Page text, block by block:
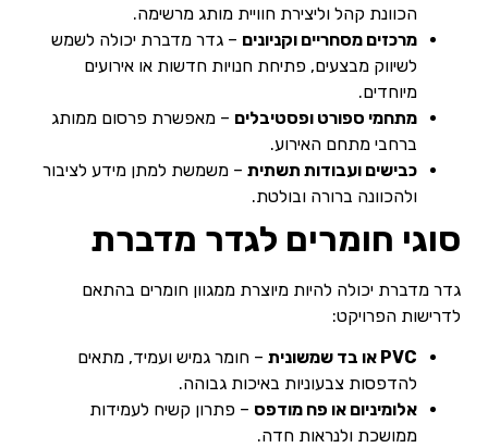
הכוונת קהל וליצירת חוויית מותג מרשימה.
מרכזים מסחריים וקניונים– גדר מדברת יכולה לשמש
לשיווק מבצעים, פתיחת חנויות חדשות או אירועים
מיוחדים.
מתחמי ספורט ופסטיבלים– מאפשרת פרסום ממותג
ברחבי מתחם האירוע.
כבישים ועבודות תשתית– משמשת למתן מידע לציבור
ולהכוונה ברורה ובולטת.
סוגי חומרים לגדר מדברת
גדר מדברת יכולה להיות מיוצרת ממגוון חומרים בהתאם
לדרישות הפרויקט:
PVC או בד שמשונית
– חומר גמיש ועמיד, מתאים
להדפסות צבעוניות באיכות גבוהה.
אלומיניום או פח מודפס– פתרון קשיח לעמידות
ממושכת ולנראות חדה.